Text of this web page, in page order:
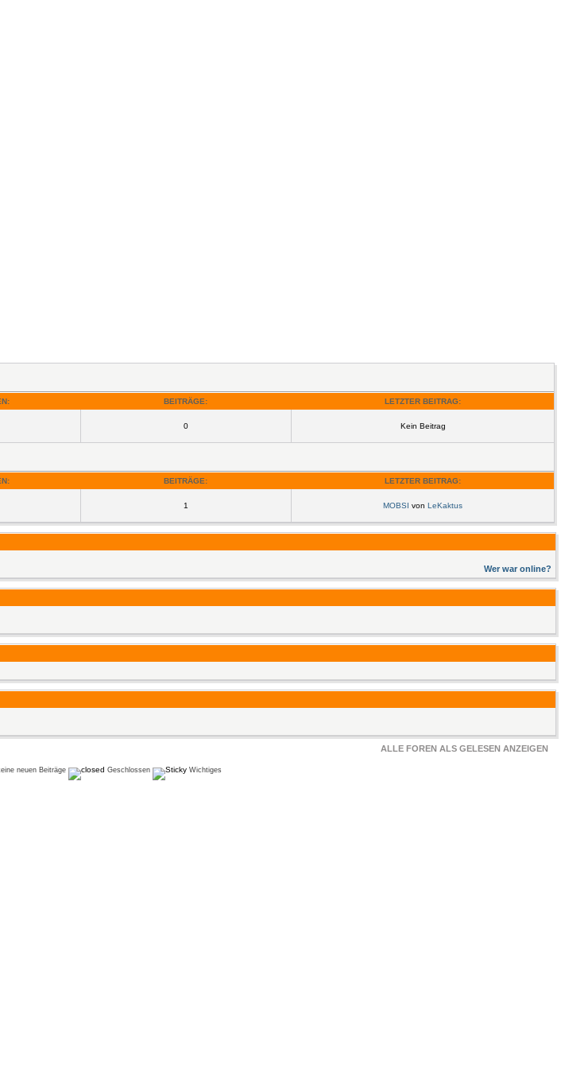
BEITRÄGE: LETZTER BEITRAG:
0 Kein Beitrag
BEITRÄGE: LETZTER BEITRAG:
1 MOBSI von LeKaktus
Wer war online?
ALLE FOREN ALS GELESEN ANZEIGEN
neuen Beiträge Geschlossen Wichtiges